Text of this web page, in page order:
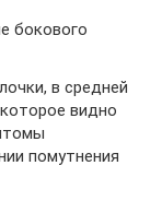
бокового
в средней
видно
помутнения